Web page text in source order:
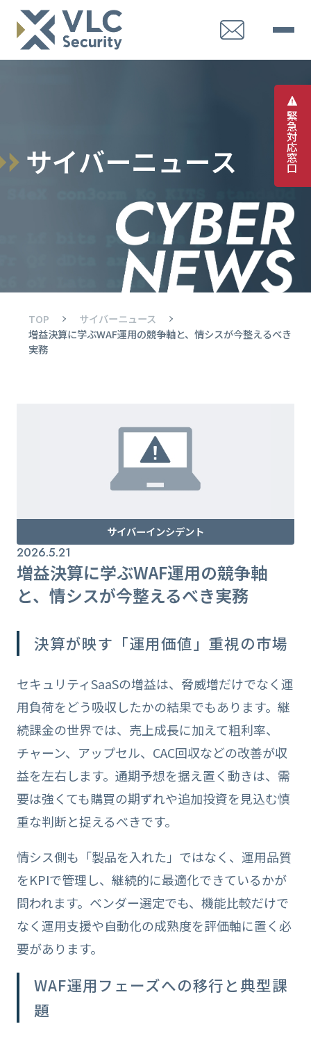
緊
急
対
応
窓
口
サイバーニュース
TOP
サイバーニュース
増益決算に学ぶWAF運用の競争軸と、情シスが今整えるべき
実務
サイバーインシデント
2026.5.21
増益決算に学ぶWAF運用の競争軸
と、情シスが今整えるべき実務
決算が映す「運用価値」重視の市場
セキュリティSaaSの増益は、脅威増だけでなく運
用負荷をどう吸収したかの結果でもあります。継
続課金の世界では、売上成長に加えて粗利率、
チャーン、アップセル、CAC回収などの改善が収
益を左右します。通期予想を据え置く動きは、需
要は強くても購買の期ずれや追加投資を見込む慎
重な判断と捉えるべきです。
情シス側も「製品を入れた」ではなく、運用品質
をKPIで管理し、継続的に最適化できているかが
問われます。ベンダー選定でも、機能比較だけで
なく運用支援や自動化の成熟度を評価軸に置く必
要があります。
WAF運用フェーズへの移行と典型課
題